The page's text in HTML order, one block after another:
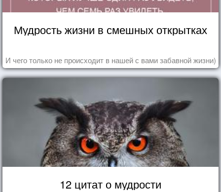
Мудрость жизни в смешных открытках
И чего только не происходит в нашей с вами забавной жизни)
12 цитат о мудрости